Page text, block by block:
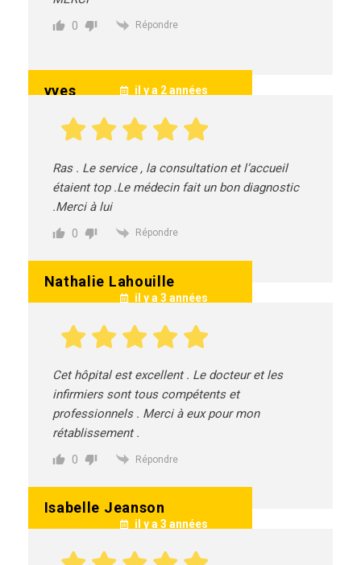
yves il y a 2 années
0 Répondre
Nathalie Lahouille
il y a 3 années
Ras . Le service , la consultation et l’accueil
étaient top .Le médecin fait un bon diagnostic
.Merci à lui
0 Répondre
Isabelle Jeanson
il y a 3 années
Cet hôpital est excellent . Le docteur et les
infirmiers sont tous compétents et
professionnels . Merci à eux pour mon
rétablissement .
0 Répondre